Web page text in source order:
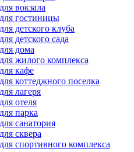
вокзала
гостиницы
детского клуба
детского сада
дома
жилого комплекса
кафе
коттеджного поселка
лагеря
отеля
парка
санатория
сквера
спортивного комплекса